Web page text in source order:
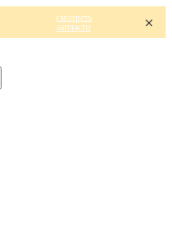
смотреть
запчасти